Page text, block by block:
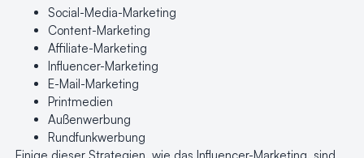
Social-Media-Marketing
Content-Marketing
Affiliate-Marketing
Influencer-Marketing
E-Mail-Marketing
Printmedien
Außenwerbung
Rundfunkwerbung